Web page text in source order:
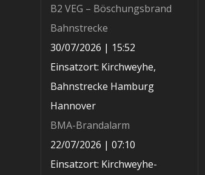
B2 VEG – Böschungsbrand
Bahnstrecke
30/07/2026 | 15:52
Einsatzort: Kirchweyhe,
Bahnstrecke Hamburg
Hannover
BMA-Brandalarm
22/07/2026 |07:10
Einsatzort: Kirchweyhe-